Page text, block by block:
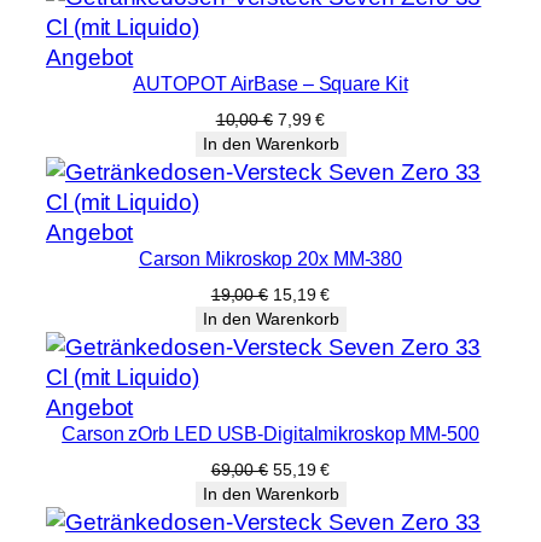
11,00 €8,79 €.
AngebotProdukt
im
Angebot
AUTOPOT AirBase – Square Kit
10,00€ Ursprünglicher
Preis
war:
10,00 €
7,99€Aktueller
Preis
ist:
7,99 €.
In den Warenkorb
AngebotProdukt
im
Angebot
Carson Mikroskop 20x MM-380
19,00€ Ursprünglicher
Preis
war:
19,00 €
15,19€Aktueller
Preis
ist:
15,19 €.
In den Warenkorb
AngebotProdukt
im
Angebot
Carson zOrb LED USB-Digitalmikroskop MM-500
69,00€ Ursprünglicher
Preis
war:
69,00 €
55,19€Aktueller
Preis
ist:
55,19 €.
In den Warenkorb